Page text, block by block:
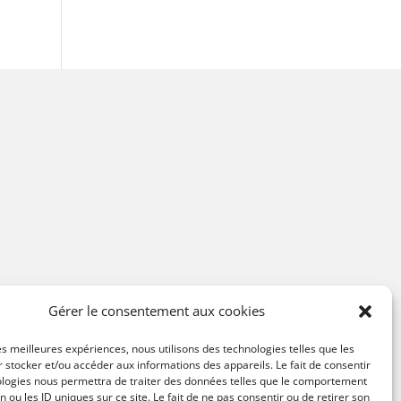
Gérer le consentement aux cookies
meilleures expériences, nous utilisons des technologies telles que les
stocker et/ou accéder aux informations des appareils. Le fait de consentir
nous permettra de traiter des données telles que le comportement
ou les ID uniques sur ce site. Le fait de ne pas consentir ou de retirer son